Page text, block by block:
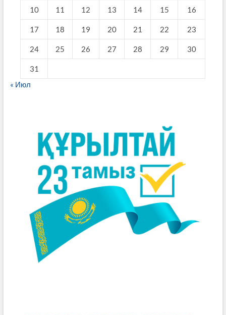
10 11 12 13 14 15 16
17 18 19 20 21 22 23
24 25 26 27 28 29 30
31
« Июл